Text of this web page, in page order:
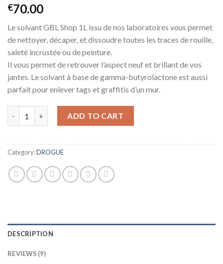
Rated
4.11out
on
9
customer
ratings
€70.00
Le solvant GBL Shop 1L issu de nos laboratoires vous permet
de nettoyer, décaper, et dissoudre toutes les traces de rouille,
saleté incrustée ou de peinture.
Il vous permet de retrouver l’aspect neuf et brillant de vos
jantes. Le solvant à base de gamma-butyrolactone est aussi
parfait pour enlever tags et graffitis d’un mur.
ADD TO CART
Category:DROGUE
DESCRIPTION
REVIEWS (9)